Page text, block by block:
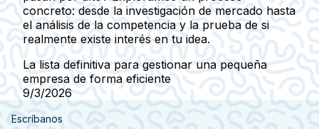
concreto: desde la investigación de mercado hasta
el análisis de la competencia y la prueba de si
realmente existe interés en tu idea.
La lista definitiva para gestionar una pequeña
empresa de forma eficiente
9/3/2026
Escríbanos